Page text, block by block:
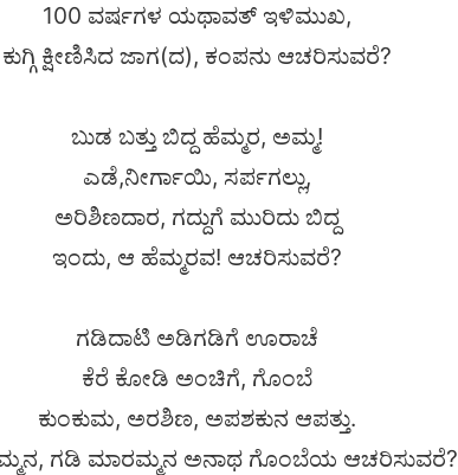
100 ವರ್ಷಗಳ ಯಥಾವತ್ ಇಳಿಮುಖ,
ಕುಗ್ಗಿ ಕ್ಷೀಣಿಸಿದ ಜಾಗ(ದ), ಕಂಪನು ಆಚರಿಸುವರೆ?
ಬುಡ ಬತ್ತು ಬಿದ್ದ ಹೆಮ್ಮರ, ಅಮ್ಮ!
ಎಡೆ,‌ನೀರ್ಗಾಯಿ, ಸರ್ಪಗಲ್ಲು,
ಅರಿಶಿಣದಾರ, ಗದ್ದುಗೆ ಮುರಿದು ಬಿದ್ದ
ಇಂದು, ಆ ಹೆಮ್ಮರವ! ಆಚರಿಸುವರೆ?
ಗಡಿದಾಟಿ ಅಡಿಗಡಿಗೆ ಊರಾಚೆ
ಕೆರೆ‌ ಕೋಡಿ ಅಂಚಿಗೆ, ಗೊಂಬೆ
ಕುಂಕುಮ, ಅರಶಿಣ‌, ಅಪಶಕುನ ಆಪತ್ತು.
ಗಡಿ ಮಾರಮ್ಮನ ಅನಾಥ ಗೊಂಬೆಯ ಆಚರಿಸುವರೆ?